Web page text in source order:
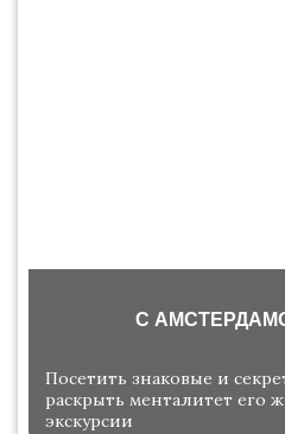
С
Посетить знаковые и
раскрыть менталитет его
экскурсии